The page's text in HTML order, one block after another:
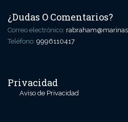
¿Dudas O Comentarios?
Correo electrónico:
Teléfono: 9996110417
Privacidad
Aviso de Privacidad